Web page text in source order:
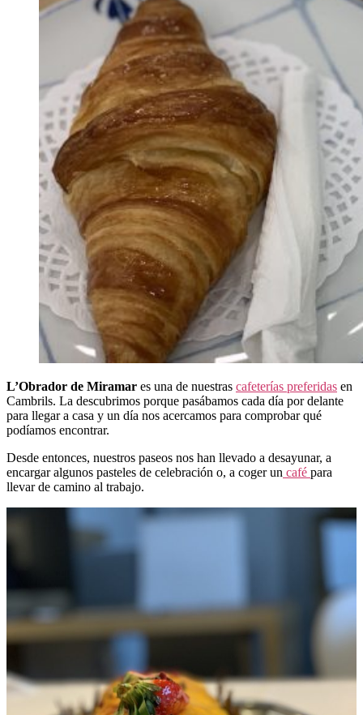
L’Obrador de Miramar es una de nuestras cafeterías preferidas en
Cambrils. La descubrimos porque pasábamos cada día por delante
para llegar a casa y un día nos acercamos para comprobar qué
podíamos encontrar.
Desde entonces, nuestros paseos nos han llevado a desayunar, a
encargar algunos pasteles de celebración o, a coger un café para
llevar de camino al trabajo.